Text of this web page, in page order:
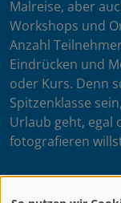
Malreise, aber
Workshops und
Anzahl
Eindrücken und
oder Kurs. Denn
Spitzenklasse
Urlaub geht, egal
fotografieren